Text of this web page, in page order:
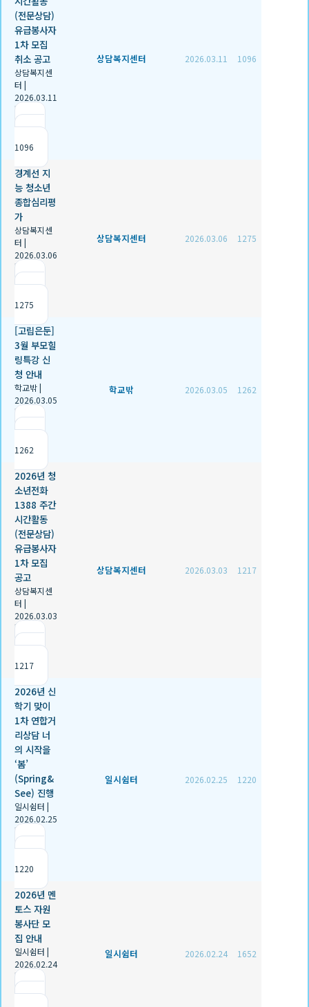
(전문상담)
유급봉사자
1차 모집
취소 공고
상담복지센
터 |
2026.03.11
|
1096
상담복지센터 2026.03.11 1096
경계선 지
능 청소년
종합심리평
가
상담복지센
터 |
2026.03.06
|
1275
상담복지센터 2026.03.06 1275
[고립은둔]
3월 부모힐
링특강 신
청 안내
학교밖|
2026.03.05
|
1262
학교밖 2026.03.05 1262
2026년 청
소년전화
1388 주간
시간활동
(전문상담)
유급봉사자
1차 모집
공고
상담복지센
터 |
2026.03.03
|
1217
상담복지센터 2026.03.03 1217
2026년 신
학기 맞이
1차 연합거
리상담 너
의 시작을
‘봄’
(Spring&
See) 진행
일시쉼터 |
2026.02.25
|
1220
일시쉼터 2026.02.25 1220
2026년 멘
토스 자원
봉사단 모
집 안내
일시쉼터 |
2026.02.24
|
일시쉼터 2026.02.24 1652